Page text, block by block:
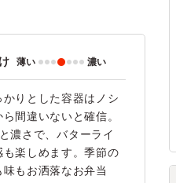
薄い 濃い
りとした容器はノシ
間違いないと確信。
濃さで、バターライ
楽しめます。季節の
もお洒落なお弁当